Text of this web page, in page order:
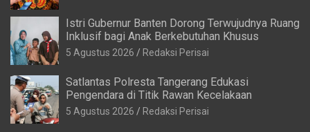
Istri Gubernur Banten Dorong Terwujudnya Ruang
Inklusif bagi Anak Berkebutuhan Khusus
5 Agustus 2026 Redaksi Perisai
Satlantas Polresta Tangerang Edukasi
Pengendara di Titik Rawan Kecelakaan
5 Agustus 2026 Redaksi Perisai